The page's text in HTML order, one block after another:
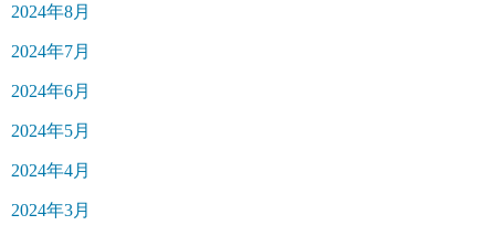
2024年8月
2024年7月
2024年6月
2024年5月
2024年4月
2024年3月